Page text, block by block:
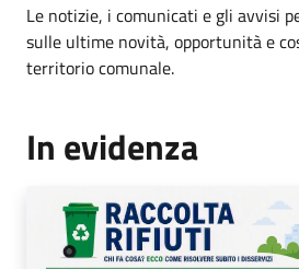
Le notizie, i comunicati e gli avvisi
sulle ultime novità, opportunità e
territorio comunale.
In evidenza